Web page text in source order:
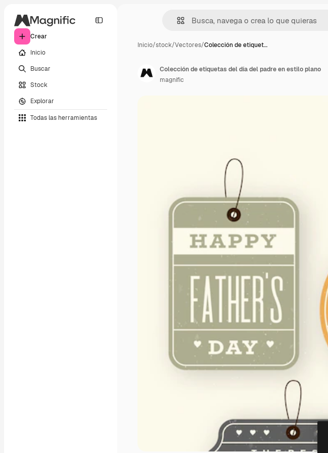
Crear
Inicio
Buscar
Stock
Explorar
Todas las herramientas
Inicio/stock/Vectores/Colección de etiquet…
Colección de etiquetas del día del padre en estilo plano
magnific